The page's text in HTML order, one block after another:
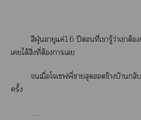
สีฝุ่นอายุแค่16 ปีที่เารู้ว่าเาต้อง
เได้สิ่งที่ต้องาเ
เมื่อโจเฟพี่าสุดฮอตข้างบ้านกลั
ครั้ง
.....